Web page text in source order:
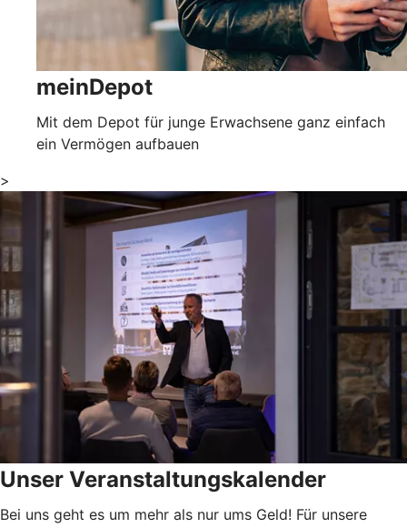
meinDepot
Mit dem Depot für junge Erwachsene ganz einfach
ein Vermögen aufbauen
>
Unser Veranstaltungskalender
Bei uns geht es um mehr als nur ums Geld! Für unsere